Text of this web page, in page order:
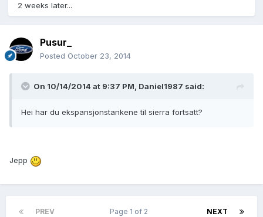
2 weeks later...
Pusur_
Posted October 23, 2014
On 10/14/2014 at 9:37 PM, Daniel1987 said:
Hei har du ekspansjonstankene til sierra fortsatt?
Jepp
PREV NEXT
Page 1 of 2